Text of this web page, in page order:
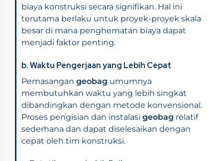
biaya konstruksi secara signifikan. Hal ini
terutama berlaku untuk proyek-proyek skala
besar di mana penghematan biaya dapat
menjadi faktor penting.
b. Waktu Pengerjaan yang Lebih Cepat
Pemasangan geobag umumnya
membutuhkan waktu yang lebih singkat
dibandingkan dengan metode konvensional.
Proses pengisian dan instalasi geobag relatif
sederhana dan dapat diselesaikan dengan
cepat oleh tim konstruksi.